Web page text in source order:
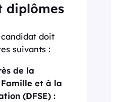
diplômes
doit
suivants :
de la
et à la
(DFSE) :